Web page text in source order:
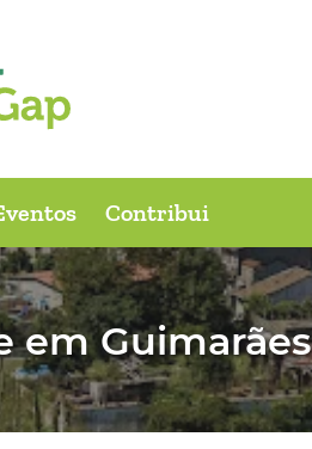
Contribui
em Guimarães